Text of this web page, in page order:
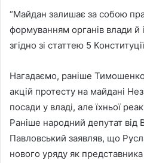
“Майдан залишає за собою
формуванням органів влади й
згідно зі статтею 5
Нагадаємо, раніше
акцій протесту на майдані
посади у владі, але їхньої
Раніше народний депутат від
Павловський заявляв, що
нового уряду як